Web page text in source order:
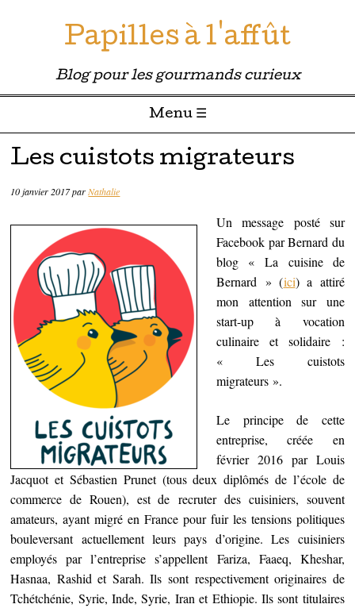
Papilles à l'affût
Blog pour les gourmands curieux
Menu ☰
Passer directement au contenu
Les cuistots migrateurs
10 janvier 2017parNathalie
Un message posté sur
Facebook par Bernard du
blog « La cuisine de
Bernard » (ici) a attiré
mon attention sur une
start-up à vocation
culinaire et solidaire :
« Les cuistots
migrateurs ».
Le principe de cette
entreprise, créée en
février 2016 par Louis
Jacquot et Sébastien Prunet (tous deux diplômés de l’école de
commerce de Rouen), est de recruter des cuisiniers, souvent
amateurs, ayant migré en France pour fuir les tensions politiques
bouleversant actuellement leurs pays d’origine.Les cuisiniers
employés par l’entreprise s’appellent Fariza, Faaeq, Kheshar,
Hasnaa, Rashid et Sarah. Ils sont respectivement originaires de
Tchétchénie, Syrie, Inde, Syrie, Iran et Ethiopie. Ils sont titulaires